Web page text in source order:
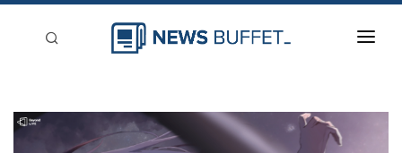
新聞稿分類